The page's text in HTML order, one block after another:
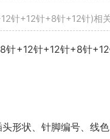
针+12针+8针+12针)相关
针+12针+12针+8针
形状、针脚编号、线色